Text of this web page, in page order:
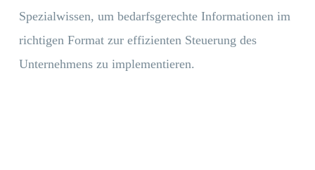
Spezialwissen, um bedarfsgerechte Informationen im
richtigen Format zur effizienten Steuerung des
Unternehmens zu implementieren.